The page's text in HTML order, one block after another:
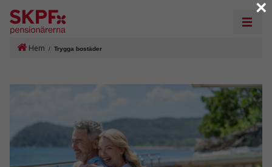
Hem / Trygga bostäder
×